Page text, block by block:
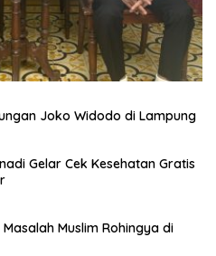
Joko Widodo di Lampung
Gelar Cek Kesehatan Gratis
Muslim Rohingya di